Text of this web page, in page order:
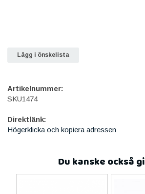
Lägg i önskelista
Artikelnummer:
SKU1474
Direktlänk:
Högerklicka och kopiera adressen
Du kanske också